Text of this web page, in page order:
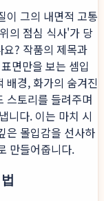
이 그의 내면적 고통
의 점심 식사'가 당
? 작품의 제목과
면만을 보는 셈입
배경, 화가의 숨겨진
스토리를 들려주며
니다. 이는 마치 시
은 몰입감을 선사하
만들어줍니다.